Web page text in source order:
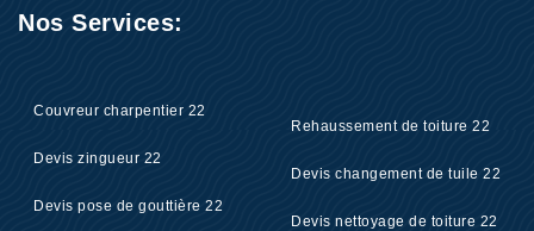
Nos Services:
Couvreur charpentier 22
Devis zingueur 22
Devis pose de gouttière 22
Rehaussement de toiture 22
Devis changement de tuile 22
Devis nettoyage de toiture 22